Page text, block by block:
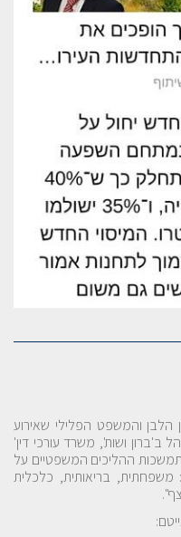
הלבן והמשפט הפלילי שאירוע
ב'ברון ושות', משרד עורכי דין'
ההליכים המשפטיים על
בריאותית, כלכלית